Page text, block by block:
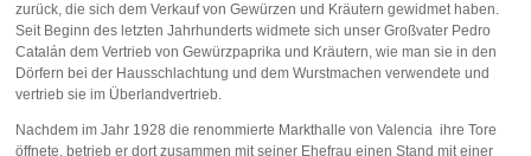
zurück, die sich dem Verkauf von Gewürzen und Kräutern gewidmet haben.
Seit Beginn des letzten Jahrhunderts widmete sich unser Großvater Pedro
Catalán dem Vertrieb von Gewürzpaprika und Kräutern, wie man sie in den
Dörfern bei der Hausschlachtung und dem Wurstmachen verwendete und
vertrieb sie im Überlandvertrieb.
Nachdem im Jahr 1928 die renommierte Markthalle von Valencia ihre Tore
öffnete, betrieb er dort zusammen mit seiner Ehefrau einen Stand mit einer